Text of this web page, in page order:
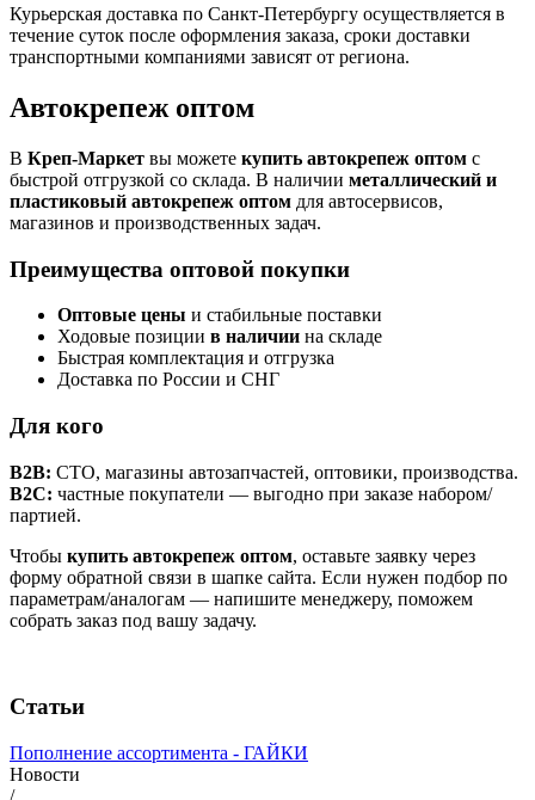
Курьерская доставка по Санкт-Петербургу осуществляется в
течение суток после оформления заказа, сроки доставки
транспортными компаниями зависят от региона.
Автокрепеж оптом
В Креп-Маркет вы можете купить автокрепеж оптом с
быстрой отгрузкой со склада. В наличии металлический и
пластиковый автокрепеж оптом для автосервисов,
магазинов и производственных задач.
Преимущества оптовой покупки
Оптовые цены и стабильные поставки
Ходовые позиции в наличии на складе
Быстрая комплектация и отгрузка
Доставка по России и СНГ
Для кого
B2B: СТО, магазины автозапчастей, оптовики, производства.
B2C: частные покупатели — выгодно при заказе набором/
партией.
Чтобы купить автокрепеж оптом, оставьте заявку через
форму обратной связи в шапке сайта. Если нужен подбор по
параметрам/аналогам — напишите менеджеру, поможем
собрать заказ под вашу задачу.
Статьи
Пополнение ассортимента - ГАЙКИ
Новости